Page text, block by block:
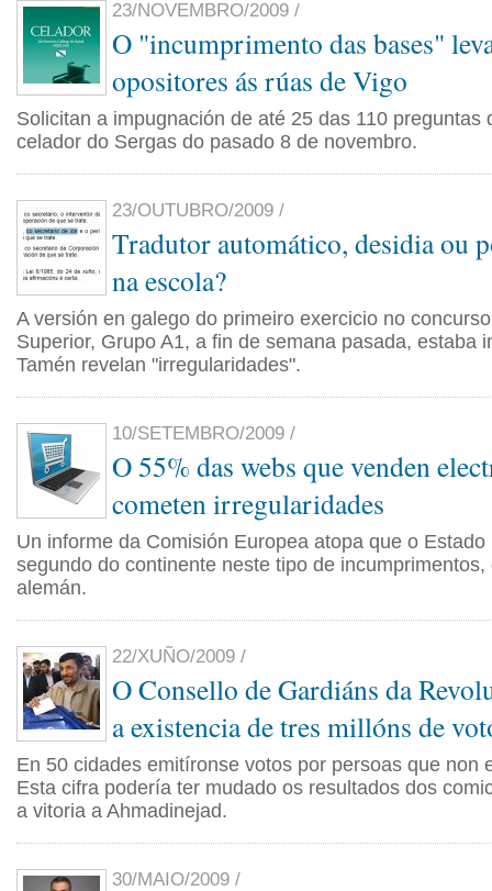
23/NOVEMBRO/2009 /
O "incumprimento das bases"
opositores ás rúas de Vigo
Solicitan a impugnación de até 25 das 110 preguntas
celador do Sergas do pasado 8 de novembro.
23/OUTUBRO/2009 /
Tradutor automático, desidia ou
na escola?
A versión en galego do primeiro exercicio no
Superior, Grupo A1, a fin de semana pasada, estaba
Tamén revelan "irregularidades".
10/SETEMBRO/2009 /
O 55% das webs que venden
cometen irregularidades
Un informe da Comisión Europea atopa que o Estado
segundo do continente neste tipo de incumprimentos,
alemán.
22/XUÑO/2009 /
O Consello de Gardiáns da
a existencia de tres millóns de
En 50 cidades emitíronse votos por persoas que non
Esta cifra podería ter mudado os resultados dos
a vitoria a Ahmadinejad.
30/MAIO/2009 /